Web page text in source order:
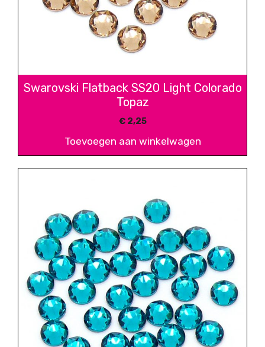
Swarovski Flatback SS20 Light Colorado
Topaz
€2,25
Toevoegen aan winkelwagen